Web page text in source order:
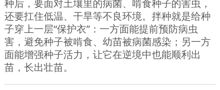
种后，要面对土壤里的病菌、啃食种子的害虫，
还要扛住低温、干旱等不良环境。拌种就是给种
子穿上一层“保护衣”：一方面能提前预防病虫
害，避免种子被啃食、幼苗被病菌感染；另一方
面能增强种子活力，让它在逆境中也能顺利出
苗，长出壮苗。